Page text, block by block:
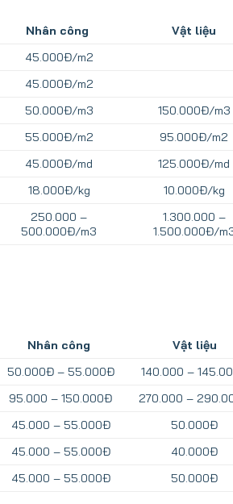
Nhân công
Vật liệu
45.000Đ/m2
45.000Đ/m2
50.000Đ/m3
150.000Đ/m3
55.000Đ/m2
95.000Đ/m2
45.000Đ/md
125.000Đ/md
18.000Đ/kg
10.000Đ/kg
250.000 –
500.000Đ/m3
1.300.000 –
1.500.000Đ/
Nhân công
Vật liệu
50.000Đ – 55.000Đ
140.000 –
95.000 – 150.000Đ
270.000 –
45.000 – 55.000Đ
50.000Đ
45.000 – 55.000Đ
40.000Đ
45.000 – 55.000Đ 50.000Đ